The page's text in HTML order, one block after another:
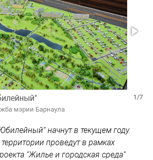
1/7
мэрии Барнаула
начнут в текущем году.
проведут в рамках
"Жилье и городская среда"